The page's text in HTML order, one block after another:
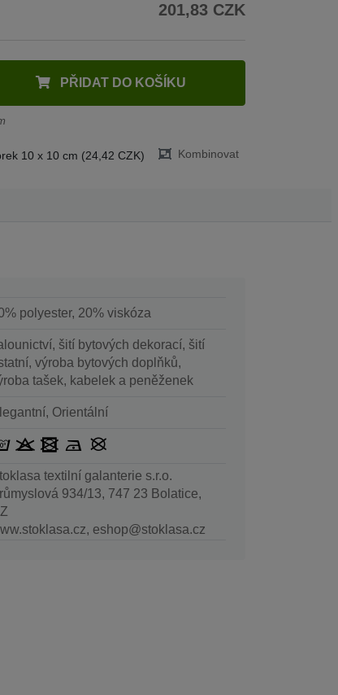
201,83 CZK
PŘIDAT DO KOŠÍKU
10 x 10 cm (24,42 CZK) Kombinovat
polyester, 20% viskóza
šití bytových dekorací, šití
výroba bytových doplňků,
tašek, kabelek a peněženek
Orientální
textilní galanterie s.r.o.
934/13, 747 23 Bolatice,
eshop@stoklasa.cz